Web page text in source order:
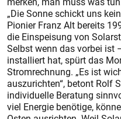
„Die Sonne schickt uns
Pionier Franz Alt bereits
die Einspeisung von
Selbst wenn das vorbei ist
installiert hat, spürt das
Stromrechnung. „Es ist
auszurichten“, betont Rolf
individuelle Beratung
viel Energie benötige,